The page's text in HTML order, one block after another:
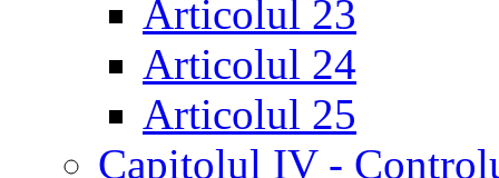
Articolul 23
Articolul 24
Articolul 25
Capitolul IV -